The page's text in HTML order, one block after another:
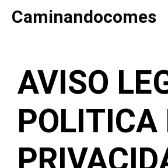
SaltarCaminandocomes
AVISO
POLITICA